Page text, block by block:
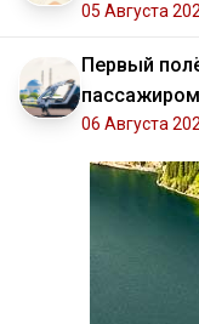
05 Августа
Первый
06 Августа